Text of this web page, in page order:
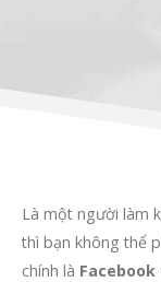
Là một người làm
thì bạn không thể
chính là Facebook